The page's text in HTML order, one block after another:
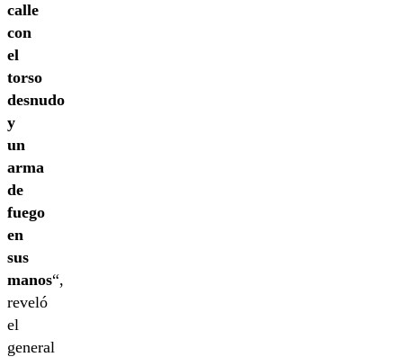
calle
con
el
torso
desnudo
y
un
arma
de
fuego
en
sus
manos“,
reveló
el
general